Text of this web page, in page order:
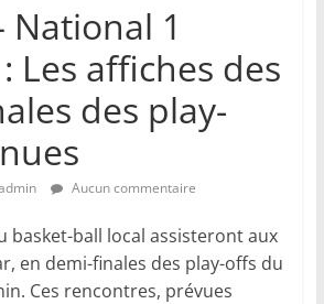
National 1
Les affiches des
des play-
Aucun commentaire
basket-ball local assisteront aux
en demi-finales des play-offs du
Ces rencontres, prévues